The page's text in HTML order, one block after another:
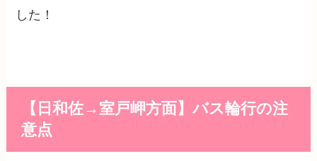
した！
【日和佐→室戸岬方面】バス輪行の注
意点